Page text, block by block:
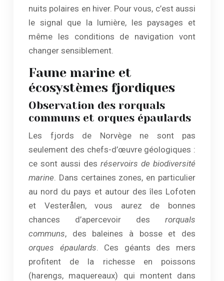
nuits polaires en hiver. Pour vous, c’est aussi
le signal que la lumière, les paysages et
même les conditions de navigation vont
changer sensiblement.
Faune marine et
écosystèmes fjordiques
Observation des rorquals
communs et orques épaulards
Les fjords de Norvège ne sont pas
seulement des chefs-d’œuvre géologiques :
ce sont aussi des réservoirs de biodiversité
marine. Dans certaines zones, en particulier
au nord du pays et autour des îles Lofoten
et Vesterålen, vous aurez de bonnes
chances d’apercevoir des rorquals
communs, des baleines à bosse et des
orques épaulards. Ces géants des mers
profitent de la richesse en poissons
(harengs, maquereaux) qui montent dans